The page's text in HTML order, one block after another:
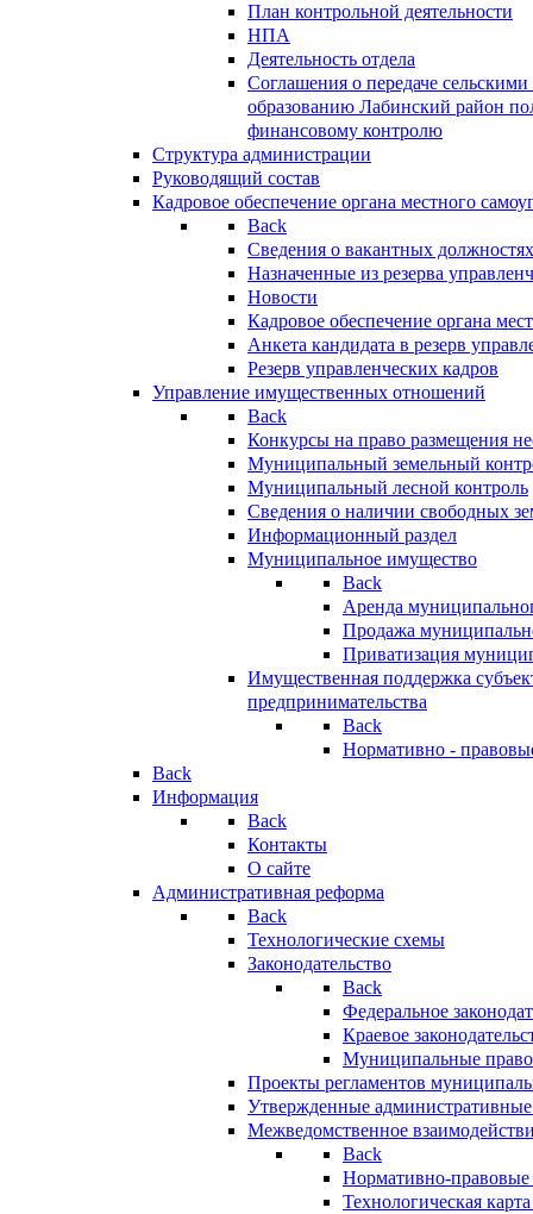
План контрольной деятельности
НПА
Деятельность отдела
Соглашения о передаче
образованию Лабинский район
финансовому контролю
Структура администрации
Руководящий состав
Кадровое обеспечение органа местного
Back
Сведения о вакантных
Назначенные из резерва
Новости
Кадровое обеспечение органа
Анкета кандидата в резерв
Резерв управленческих кадров
Управление имущественных отношений
Back
Конкурсы на право размещения
Муниципальный земельный
Муниципальный лесной контроль
Сведения о наличии свободных
Информационный раздел
Муниципальное имущество
Back
Аренда
Продажа
Приватизация
Имущественная поддержка
предпринимательства
Back
Нормативно -
Back
Информация
Back
Контакты
О сайте
Административная реформа
Back
Технологические схемы
Законодательство
Back
Федеральное
Краевое
Муниципальные
Проекты регламентов
Утвержденные
Межведомственное
Back
Нормативно-правовые
Технологическая